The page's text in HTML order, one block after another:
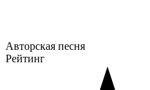
Авторская песня
Рейтинг